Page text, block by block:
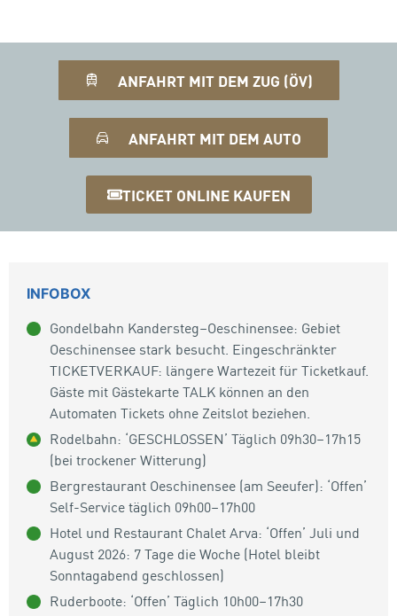
ANFAHRT MIT DEM ZUG (ÖV)
ANFAHRT MIT DEM AUTO
TICKET ONLINE KAUFEN
INFOBOX
Gondelbahn Kandersteg–Oeschinensee: Gebiet
Oeschinensee stark besucht. Eingeschränkter
TICKETVERKAUF: längere Wartezeit für Ticketkauf.
Gäste mit Gästekarte TALK können an den
Automaten Tickets ohne Zeitslot beziehen.
Rodelbahn: ‘GESCHLOSSEN’ Täglich 09h30–17h15
(bei trockener Witterung)
Bergrestaurant Oeschinensee (am Seeufer): ‘Offen’
Self-Service täglich 09h00–17h00
Hotel und Restaurant Chalet Arva: ‘Offen’ Juli und
August 2026: 7 Tage die Woche (Hotel bleibt
Sonntagabend geschlossen)
Ruderboote: ‘Offen’ Täglich 10h00–17h30